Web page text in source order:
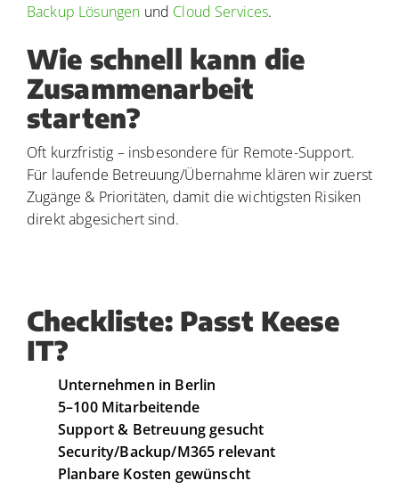
Backup Lösungen und Cloud Services.
Wie schnell kann die
Zusammenarbeit
starten?
Oft kurzfristig – insbesondere für Remote-Support.
Für laufende Betreuung/Übernahme klären wir zuerst
Zugänge & Prioritäten, damit die wichtigsten Risiken
direkt abgesichert sind.
Checkliste: Passt Keese
IT?
Unternehmen in Berlin
5–100 Mitarbeitende
Support & Betreuung gesucht
Security/Backup/M365 relevant
Planbare Kosten gewünscht